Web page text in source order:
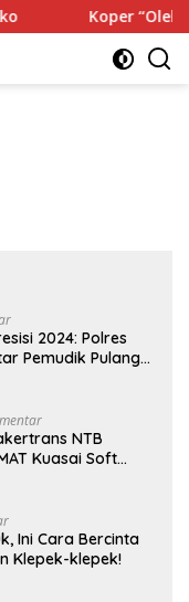
Koper “Oleh-
2024: Polres
Pemudik Pulang
NTB
Kuasai Soft
Ini Cara Bercinta
Klepek-klepek!